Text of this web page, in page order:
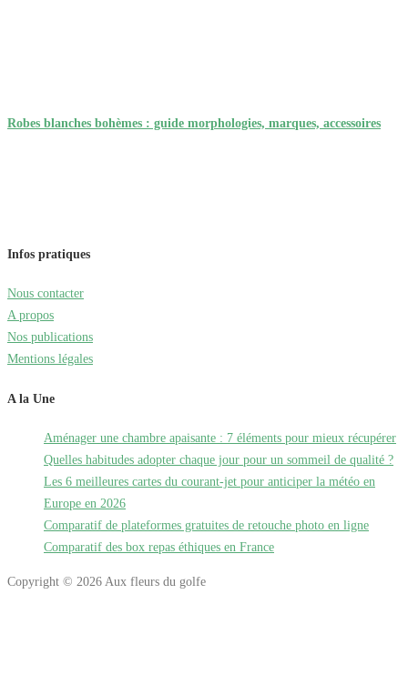
Robes blanches bohèmes : guide morphologies, marques, accessoires
Infos pratiques
Nous contacter
A propos
Nos publications
Mentions légales
A la Une
Aménager une chambre apaisante : 7 éléments pour mieux récupérer
Quelles habitudes adopter chaque jour pour un sommeil de qualité ?
Les 6 meilleures cartes du courant-jet pour anticiper la météo en
Europe en 2026
Comparatif de plateformes gratuites de retouche photo en ligne
Comparatif des box repas éthiques en France
Copyright © 2026 Aux fleurs du golfe